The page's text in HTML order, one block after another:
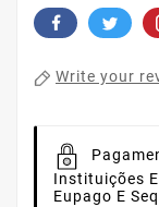
Write your
Instituições
Eupago E